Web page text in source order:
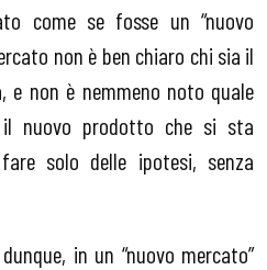
come se fosse un “nuovo
non è ben chiaro chi sia il
e non è nemmeno noto quale
nuovo prodotto che si sta
solo delle ipotesi, senza
in un “nuovo mercato”